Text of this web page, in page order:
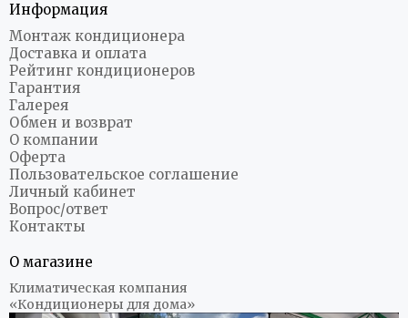
Информация
Монтаж кондиционера
Доставка и оплата
Рейтинг кондиционеров
Гарантия
Галерея
Обмен и возврат
О компании
Оферта
Пользовательское соглашение
Личный кабинет
Вопрос/ответ
Контакты
О магазине
Климатическая компания
«Кондиционеры для дома»